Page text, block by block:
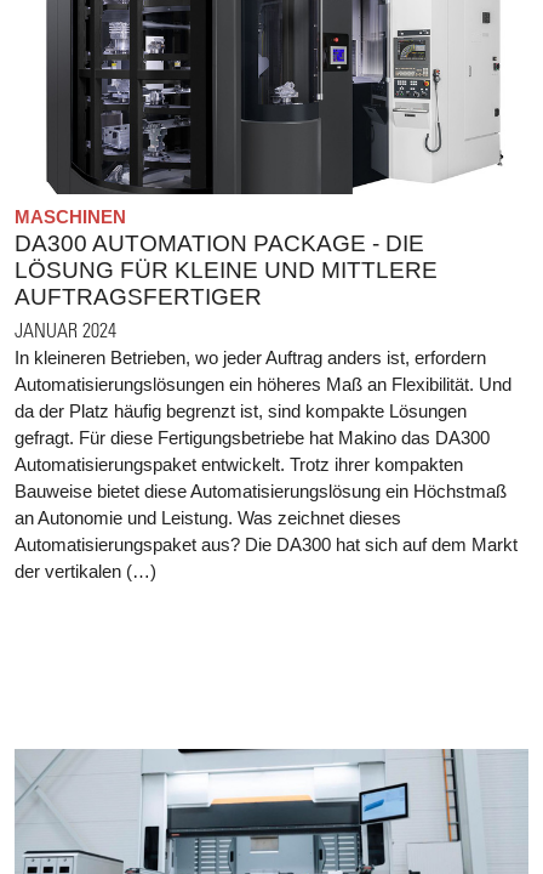
MASCHINEN
DA300 AUTOMATION PACKAGE - DIE
LÖSUNG FÜR KLEINE UND MITTLERE
AUFTRAGSFERTIGER
JANUAR 2024
In kleineren Betrieben, wo jeder Auftrag anders ist, erfordern
Automatisierungslösungen ein höheres Maß an Flexibilität. Und
da der Platz häufig begrenzt ist, sind kompakte Lösungen
gefragt. Für diese Fertigungsbetriebe hat Makino das DA300
Automatisierungspaket entwickelt. Trotz ihrer kompakten
Bauweise bietet diese Automatisierungslösung ein Höchstmaß
an Autonomie und Leistung. Was zeichnet dieses
Automatisierungspaket aus? Die DA300 hat sich auf dem Markt
der vertikalen (…)